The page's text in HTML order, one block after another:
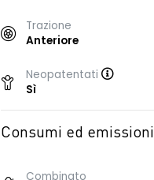
Trazione
Anteriore
Neopatentati
Sì
Consumi ed emissioni
Combinato